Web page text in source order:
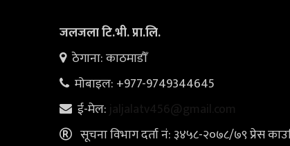
जलजला टि.भी. प्रा.लि.
ठेगाना: काठमाडौँ
मोबाइल: +977-9749344645
ई-मेल: jaljalatv456@gmail.com
सूचना विभाग दर्ता नं: ३४५८-२०७८/७९ प्रेस